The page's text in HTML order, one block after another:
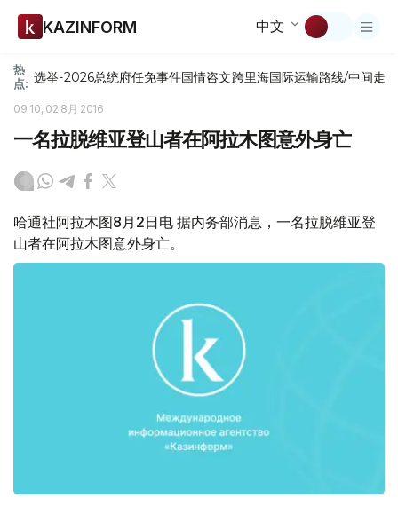
KAZINFORM 中文
热
点: 选举-2026总统府任免事件国情咨文跨里海国际运输路线/中间走廊
09:10, 02 8月 2016
一名拉脱维亚登山者在阿拉木图意外身亡
哈通社阿拉木图8月2日电 据内务部消息，一名拉脱维亚登
山者在阿拉木图意外身亡。